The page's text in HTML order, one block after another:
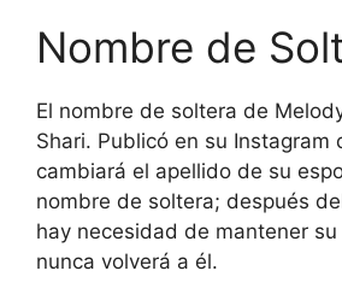
Nombre de
El nombre de soltera de
Shari. Publicó en su Instagram
cambiará el apellido de su
nombre de soltera; después
hay necesidad de mantener
nunca volverá a él.